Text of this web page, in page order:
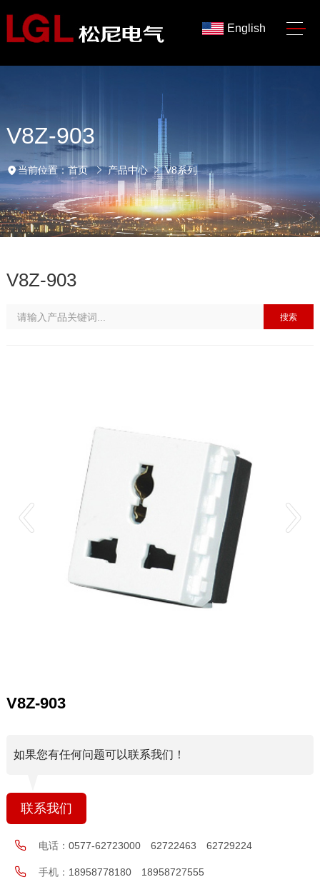
English
V8Z-903
当前位置：首页 产品中心 V8系列
V8Z-903
搜索
V8Z-903
如果您有任何问题可以联系我们！
联系我们
电话： 0577-62723000 62722463 62729224
手机： 18958778180 18958727555